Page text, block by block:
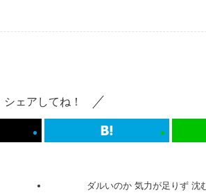
シェアしてね！
ダルいのか 気力が足りず 沈